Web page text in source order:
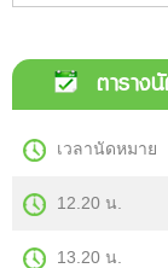
ตาราง
เวลานัดหมาย
12.20 น.
13.20 น.